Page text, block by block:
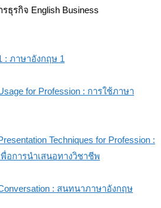
ธุรกิจ English Business
: ภาษาอังกฤษ 1
for Profession : การใช้ภาษา
Techniques for Profession :
อการนำเสนอทางวิชาชีพ
: สนทนาภาษาอังกฤษ